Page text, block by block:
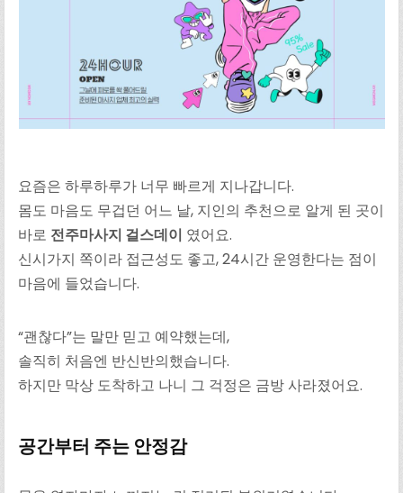
요즘은 하루하루가 너무 빠르게 지나갑니다.
몸도 마음도 무겁던 어느 날, 지인의 추천으로 알게 된 곳이
바로 전주마사지 걸스데이 였어요.
신시가지 쪽이라 접근성도 좋고, 24시간 운영한다는 점이
마음에 들었습니다.
“괜찮다”는 말만 믿고 예약했는데,
솔직히 처음엔 반신반의했습니다.
하지만 막상 도착하고 나니 그 걱정은 금방 사라졌어요.
공간부터 주는 안정감